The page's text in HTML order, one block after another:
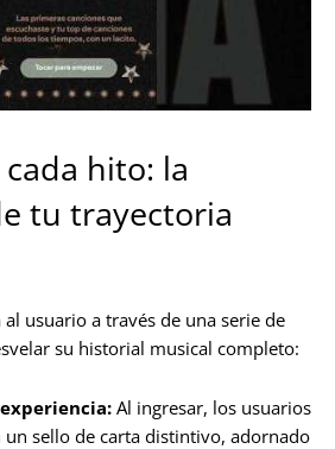
hito: la
tu trayectoria
usuario a través de una serie de
su historial musical completo:
Al ingresar, los usuarios
un sello de carta distintivo, adornado